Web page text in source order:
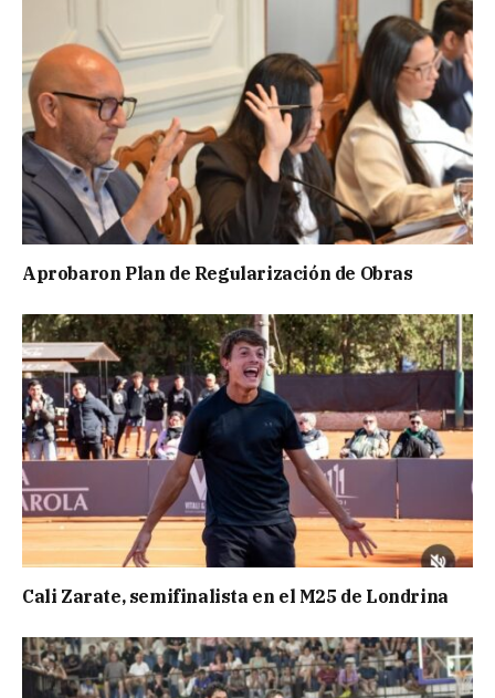
Aprobaron Plan de Regularización de Obras
Cali Zarate, semifinalista en el M25 de Londrina